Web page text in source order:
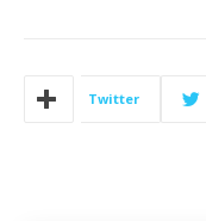
Twitter